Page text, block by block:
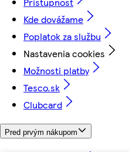
Kde dovážame
Poplatok za službu
Nastavenia cookies
Možnosti platby
Tesco.sk
Clubcard
Pred prvým nákupom